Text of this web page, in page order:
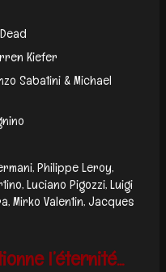
Kiefer
Sabatini & Michael
Philippe Leroy,
Luciano Pigozzi, Luigi
Mirko Valentin, Jacques
l’éternité...